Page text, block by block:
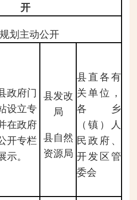
开
划主动公开
政府门
设立专
在政府
开专栏
示。
县发改
局
县自然
资源局
县直各有
关单位，
各乡
（镇）人
民政府、
开发区管
委会